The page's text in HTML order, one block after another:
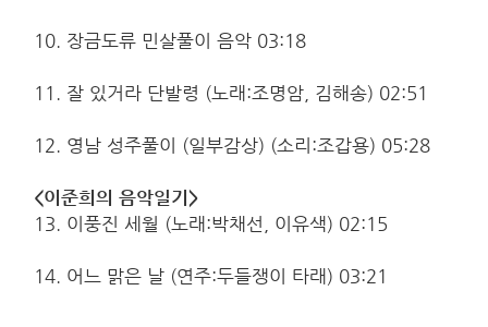
10. 장금도류 민살풀이 음악 03:18
11. 잘 있거라 단발령 (노래:조명암, 김해송) 02:51
12. 영남 성주풀이 (일부감상) (소리:조갑용) 05:28
<이준희의 음악일기>
13. 이풍진 세월 (노래:박채선, 이유색) 02:15
14. 어느 맑은 날 (연주:두들쟁이 타래) 03:21